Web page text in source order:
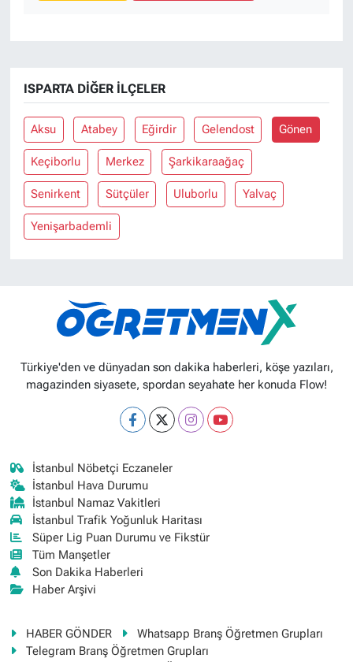
ISPARTA DIĞER İLÇELER
Aksu Atabey Eğirdir Gelendost Gönen
Keçiborlu Merkez Şarkikaraağaç
Senirkent Sütçüler Uluborlu Yalvaç
Yenişarbademli
Türkiye'den ve dünyadan son dakika haberleri, köşe yazıları,
magazinden siyasete, spordan seyahate her konuda Flow!
İstanbul Nöbetçi Eczaneler
İstanbul Hava Durumu
İstanbul Namaz Vakitleri
İstanbul Trafik Yoğunluk Haritası
Süper Lig Puan Durumu ve Fikstür
Tüm Manşetler
Son Dakika Haberleri
Haber Arşivi
HABER GÖNDER
Whatsapp Branş Öğretmen Grupları
Telegram Branş Öğretmen Grupları